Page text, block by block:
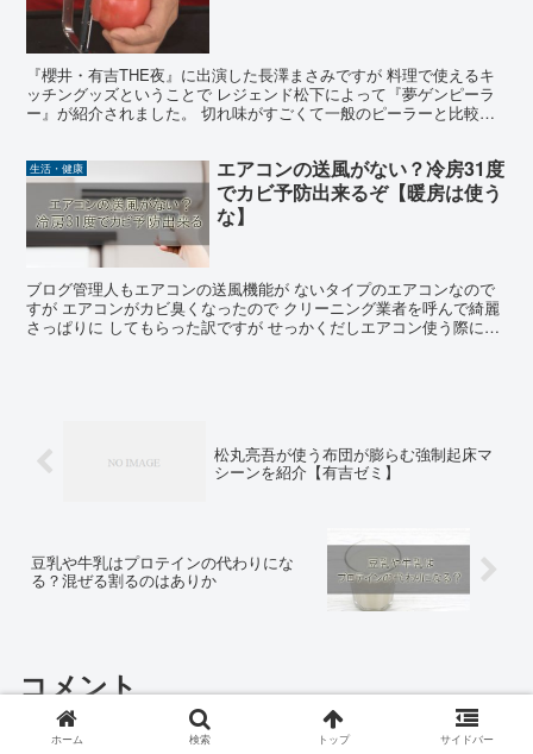
『櫻井・有吉THE夜』に出演した長澤まさみですが 料理で使えるキ
ッチングッズということで レジェンド松下によって『夢ゲンピーラ
ー』が紹介されました。 切れ味がすごくて一般のピーラーと比較し
生活・健康
エアコンの送風がない？冷房31度
でカビ予防出来るぞ【暖房は使う
な】
ブログ管理人もエアコンの送風機能が ないタイプのエアコンなので
すが エアコンがカビ臭くなったので クリーニング業者を呼んで綺麗
さっぱりに してもらった訳ですが せっかくだしエアコン使う際にも
松丸亮吾が使う布団が膨らむ強制起床マ
シーンを紹介【有吉ゼミ】
豆乳や牛乳はプロテインの代わりにな
る？混ぜる割るのはありか
コメント
ホーム 検索 トップ サイドバー